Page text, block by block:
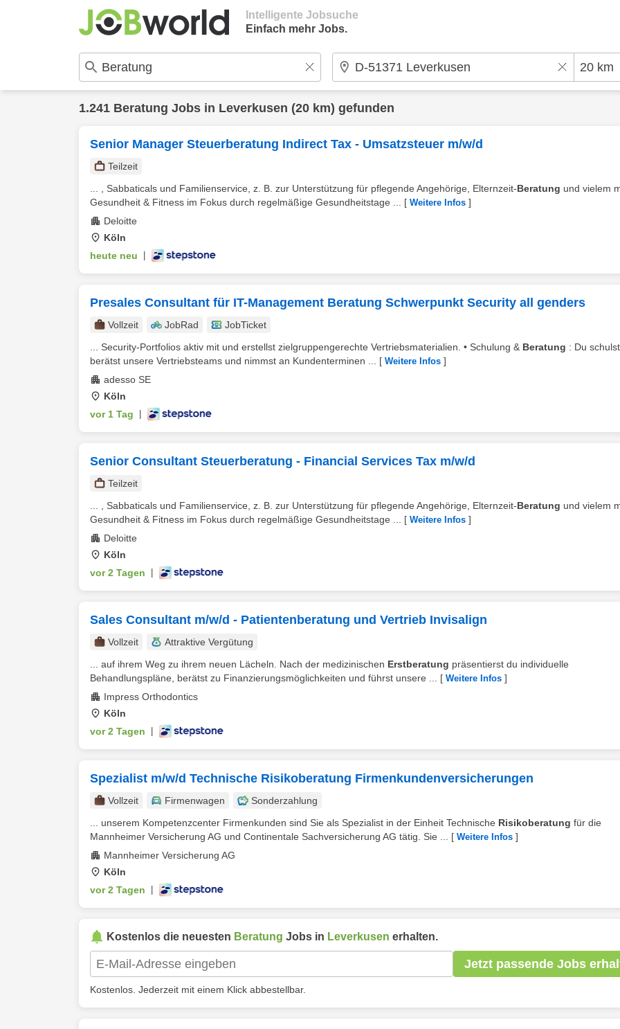
Intelligente Jobsuche
Einfach mehr Jobs.
1.241 Beratung Jobs in Leverkusen (20 km) gefunden
Senior Manager Steuerberatung Indirect Tax - Umsatzsteuer m/w/d
Teilzeit
... , Sabbaticals und Familienservice, z. B. zur Unterstützung für pflegende Angehörige, Elternzeit-Beratung und vielem
Gesundheit & Fitness im Fokus durch regelmäßige Gesundheitstage ...
[ Weitere Infos ]
Deloitte
Köln
heute neu
Presales Consultant für IT-Management Beratung Schwerpunkt Security all genders
Vollzeit JobRad
JobTicket
... Security-Portfolios aktiv mit und erstellst zielgruppengerechte Vertriebsmaterialien. • Schulung & Beratung : Du
berätst unsere Vertriebsteams und nimmst an Kundenterminen ...
[ Weitere Infos ]
adesso SE
Köln
vor 1 Tag
Senior Consultant Steuerberatung - Financial Services Tax m/w/d
Teilzeit
... , Sabbaticals und Familienservice, z. B. zur Unterstützung für pflegende Angehörige, Elternzeit-Beratung und vielem
Gesundheit & Fitness im Fokus durch regelmäßige Gesundheitstage ...
[ Weitere Infos ]
Deloitte
Köln
vor 2 Tagen
Sales Consultant m/w/d - Patientenberatung und Vertrieb Invisalign
Vollzeit
Attraktive Vergütung
... auf ihrem Weg zu ihrem neuen Lächeln. Nach der medizinischen Erstberatung präsentierst du individuelle
Behandlungspläne, berätst zu Finanzierungsmöglichkeiten und führst unsere ...
[ Weitere Infos ]
Impress Orthodontics
Köln
vor 2 Tagen
Spezialist m/w/d Technische Risikoberatung Firmenkundenversicherungen
Vollzeit Firmenwagen
Sonderzahlung
... unserem Kompetenzcenter Firmenkunden sind Sie als Spezialist in der Einheit Technische Risikoberatung für die
Mannheimer Versicherung AG und Continentale Sachversicherung AG tätig. Sie ...
[ Weitere Infos ]
Mannheimer Versicherung AG
Köln
vor 2 Tagen
Kostenlos die neuesten Beratung Jobs in Leverkusen erhalten.
Jetzt passende Jobs
Kostenlos. Jederzeit mit einem Klick abbestellbar.